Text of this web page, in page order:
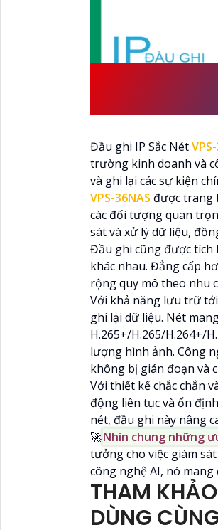
Đầu ghi IP Sắc Nét
trường kinh doanh và
và ghi lại các sự kiện
VPS-36NAS được trang
các đối tượng quan
sát và xử lý dữ liệu,
Đầu ghi cũng được tích
khác nhau. Đẳng cấp
rộng quy mô theo nhu
Với khả năng lưu trữ
ghi lại dữ liệu. Nét
H.265+/H.265/H.264+/
lượng hình ảnh. Công
không bị gián đoạn và
Với thiết kế chắc chắn
động liên tục và ổn
nét, đầu ghi này nâng
🚀Nhìn chung những
tưởng cho việc giám
công nghệ AI, nó mang
THAM
DÙNG